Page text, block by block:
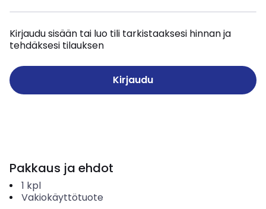
Kirjaudu sisään tai luo tili tarkistaaksesi hinnan ja
tehdäksesi tilauksen
Kirjaudu
Pakkaus ja ehdot
1 kpl
Vakiokäyttötuote